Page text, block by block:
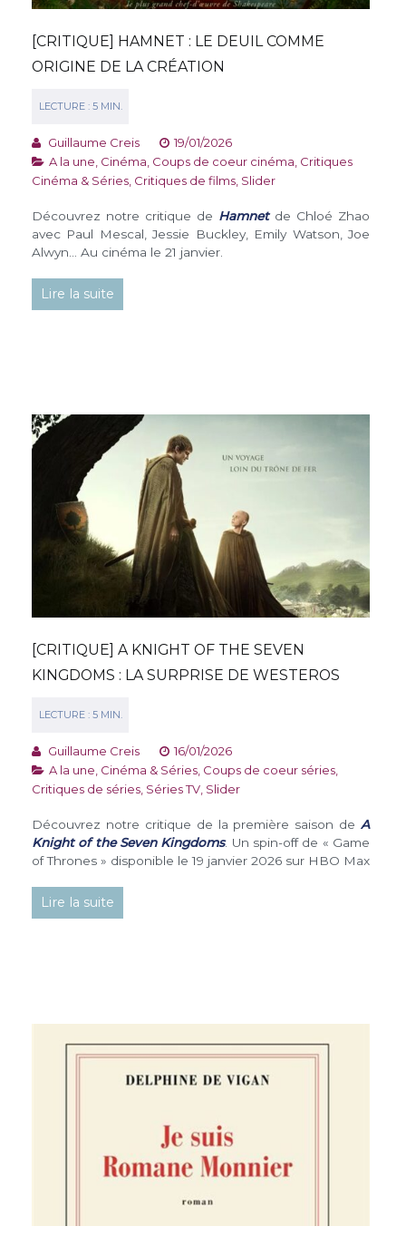
[CRITIQUE] HAMNET : LE DEUIL COMME
ORIGINE DE LA CRÉATION
Guillaume Creis
19/01/2026
A la une Cinéma Coups de coeur cinéma Critiques
Cinéma & Séries Critiques de films Slider
Découvrez notre critique de Hamnetde Chloé Zhao
avec Paul Mescal, Jessie Buckley, Emily Watson, Joe
Alwyn… Au cinéma le 21 janvier.
Lire la suite
[CRITIQUE] A KNIGHT OF THE SEVEN
KINGDOMS : LA SURPRISE DE WESTEROS
Guillaume Creis
16/01/2026
A la une Cinéma & Séries Coups de coeur séries
Critiques de séries Séries TV Slider
Découvrez notre critique de la première saison de A
Knight of the Seven Kingdoms. Un spin-off de « Game
of Thrones » disponible le 19 janvier 2026 sur HBO Max
Lire la suite